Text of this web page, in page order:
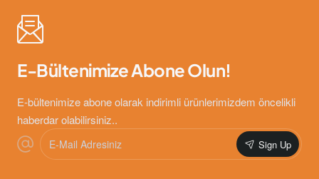
E-Bültenimize Abone Olun!
E-bültenimize abone olarak indirimli ürünlerimizdem öncelikli
haberdar olabilirsiniz..
E-
Mail
Adresiniz
Sign Up